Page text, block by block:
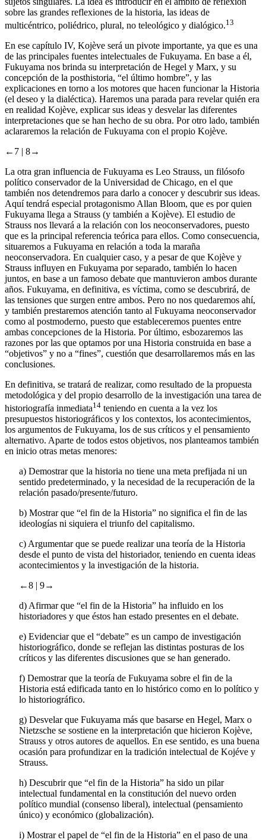
sujetos singulares. La idea es introducir en el ámbito de reflexión
sobre las grandes reflexiones de la historia, las ideas de
En ese capítulo IV, Kojève será un pivote importante, ya que es una
de las principales fuentes intelectuales de Fukuyama. En base a él,
Fukuyama nos brinda su interpretación de Hegel y Marx, y su
concepción de la posthistoria, “el último hombre”, y las
explicaciones en torno a los motores que hacen funcionar la Historia
(el deseo y la dialéctica). Haremos una parada para revelar quién era
en realidad Kojève, explicar sus ideas y desvelar las diferentes
interpretaciones que se han hecho de su obra. Por otro lado, también
La otra gran influencia de Fukuyama es Leo Strauss, un filósofo
político conservador de la Universidad de Chicago, en el que
también nos detendremos para darlo a conocer y descubrir sus ideas.
Aquí tendrá especial protagonismo Allan Bloom, que es por quien
Fukuyama llega a Strauss (y también a Kojève). El estudio de
Strauss nos llevará a la relación con los neoconservadores, puesto
que es la principal referencia teórica para ellos. Como consecuencia,
situaremos a Fukuyama en relación a toda la maraña
neoconservadora. En cualquier caso, y a pesar de que Kojève y
Strauss influyen en Fukuyama por separado, también lo hacen
juntos, en base a un famoso debate que mantuvieron ambos durante
años. Fukuyama, en definitiva, es víctima, como se descubrirá, de
las tensiones que surgen entre ambos. Pero no nos quedaremos ahí,
y también prestaremos atención tanto al Fukuyama neoconservador
como al postmoderno, puesto que estableceremos puentes entre
ambas concepciones de la Historia. Por último, esbozaremos las
razones por las que optamos por una Historia construida en base a
“objetivos” y no a “fines”, cuestión que desarrollaremos más en las
En definitiva, se tratará de realizar, como resultado de la propuesta
metodológica y del propio desarrollo de la investigación una tarea de
historiografía inmediata14teniendo en cuenta a la vez los
presupuestos historiográficos y los contextos, los acontecimientos,
los argumentos de Fukuyama, los de sus críticos y el pensamiento
alternativo. Aparte de todos estos objetivos, nos planteamos también
a)Demostrar que la historia no tiene una meta prefijada ni un
sentido predeterminado, y la necesidad de la recuperación de la
b)Mostrar que “el fin de la Historia” no significa el fin de las
c)Argumentar que se puede realizar una teoría de la Historia
desde el punto de vista del historiador, teniendo en cuenta ideas
d)Afirmar que “el fin de la Historia” ha influido en los
e)Evidenciar que el “debate” es un campo de investigación
historiográfico, donde se reflejan las distintas posturas de los
f)Demostrar que la teoría de Fukuyama sobre el fin de la
Historia está edificada tanto en lo histórico como en lo político y
g)Desvelar que Fukuyama más que basarse en Hegel, Marx o
Nietzsche se sostiene en la interpretación que hicieron Kojève,
Strauss y otros autores de aquellos. En ese sentido, es una buena
ocasión para profundizar en la tradición intelectual de Kojéve y
h)Descubrir que “el fin de la Historia” ha sido un pilar
intelectual fundamental en la constitución del nuevo orden
político mundial (consenso liberal), intelectual (pensamiento